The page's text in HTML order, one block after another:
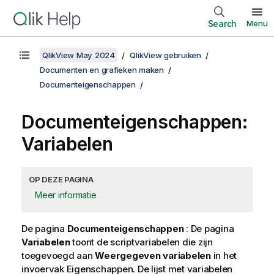
Search Menu
QlikView May 2024
QlikView gebruiken
Documenten en grafieken maken
Documenteigenschappen
Documenteigenschappen:
Variabelen
OP DEZE PAGINA
Meer informatie
De pagina Documenteigenschappen: De pagina
Variabelentoont de scriptvariabelen die zijn
toegevoegd aanWeergegeven variabelenin het
invoervak Eigenschappen. De lijst met variabelen